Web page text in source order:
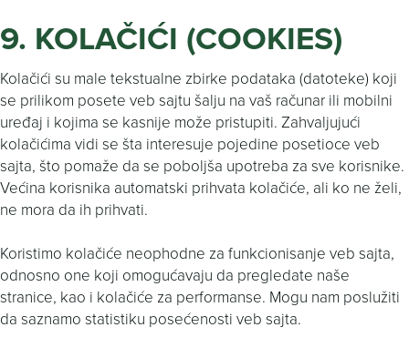
9. KOLAČIĆI (COOKIES)
Kolačići su male tekstualne zbirke podataka (datoteke) koji
se prilikom posete veb sajtu šalju na vaš računar ili mobilni
uređaj i kojima se kasnije može pristupiti. Zahvaljujući
kolačićima vidi se šta interesuje pojedine posetioce veb
sajta, što pomaže da se poboljša upotreba za sve korisnike.
Većina korisnika automatski prihvata kolačiće, ali ko ne želi,
ne mora da ih prihvati.
Koristimo kolačiće neophodne za funkcionisanje veb sajta,
odnosno one koji omogućavaju da pregledate naše
stranice, kao i kolačiće za performanse. Mogu nam poslužiti
da saznamo statistiku posećenosti veb sajta.